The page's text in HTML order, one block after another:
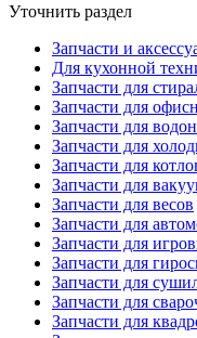
Уточнить раздел
Запчасти и
Для кухонной
Запчасти для
Запчасти для
Запчасти для
Запчасти для
Запчасти для
Запчасти для
Запчасти для весов
Запчасти для
Запчасти для
Запчасти для
Запчасти для
Запчасти для
Запчасти для